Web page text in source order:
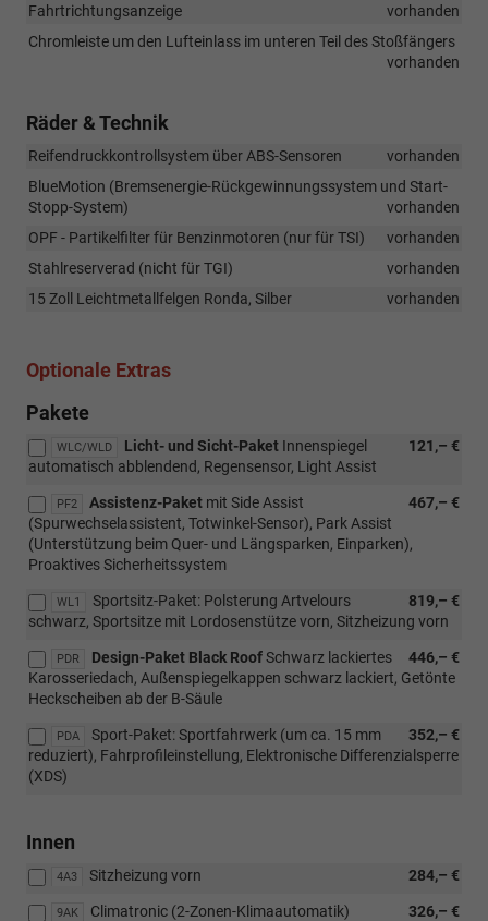
Fahrtrichtungsanzeige
vorhanden
Chromleiste um den Lufteinlass im unteren Teil des Stoßfängers
vorhanden
Räder & Technik
Reifendruckkontrollsystem über ABS-Sensoren
vorhanden
BlueMotion (Bremsenergie-Rückgewinnungssystem und Start-
Stopp-System)
vorhanden
OPF - Partikelfilter für Benzinmotoren (nur für TSI)
vorhanden
Stahlreserverad (nicht für TGI)
vorhanden
15 Zoll Leichtmetallfelgen Ronda, Silber
vorhanden
Optionale Extras
Pakete
WLC/WLD 121,– €
Licht- und Sicht-Paket Innenspiegel
automatisch abblendend, Regensensor, Light Assist
PF2 467,– €
Assistenz-Paket mit Side Assist
(Spurwechselassistent, Totwinkel-Sensor), Park Assist
(Unterstützung beim Quer- und Längsparken, Einparken),
Proaktives Sicherheitssystem
WL1 819,– €
Sportsitz-Paket: Polsterung Artvelours
schwarz, Sportsitze mit Lordosenstütze vorn, Sitzheizung vorn
PDR 446,– €
Design-Paket Black RoofSchwarz lackiertes
Karosseriedach, Außenspiegelkappen schwarz lackiert, Getönte
Heckscheiben ab der B-Säule
PDA 352,– €
Sport-Paket: Sportfahrwerk (um ca. 15 mm
reduziert), Fahrprofileinstellung, Elektronische Differenzialsperre
(XDS)
Innen
4A3 284,– €
Sitzheizung vorn
9AK 326,– €
Climatronic (2-Zonen-Klimaautomatik)